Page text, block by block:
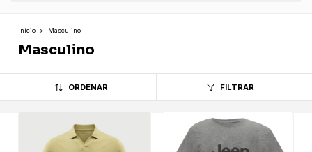
Início > Masculino
Masculino
ORDENAR FILTRAR